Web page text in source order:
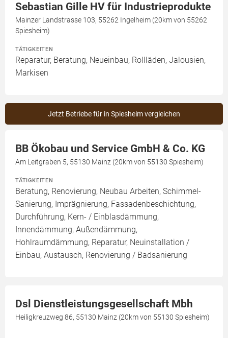
Sebastian Gille HV für Industrieprodukte
Mainzer Landstrasse 103, 55262 Ingelheim (20km von 55262
Spiesheim)
TÄTIGKEITEN
Reparatur, Beratung, Neueinbau, Rollläden, Jalousien,
Markisen
Jetzt Betriebe für in Spiesheim vergleichen
BB Ökobau und Service GmbH & Co. KG
Am Leitgraben 5, 55130 Mainz (20km von 55130 Spiesheim)
TÄTIGKEITEN
Beratung, Renovierung, Neubau Arbeiten, Schimmel-
Sanierung, Imprägnierung, Fassadenbeschichtung,
Durchführung, Kern- / Einblasdämmung,
Innendämmung, Außendämmung,
Hohlraumdämmung, Reparatur, Neuinstallation /
Einbau, Austausch, Renovierung / Badsanierung
Dsl Dienstleistungsgesellschaft Mbh
Heiligkreuzweg 86, 55130 Mainz (20km von 55130 Spiesheim)